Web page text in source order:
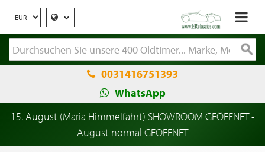
0031416751393
WhatsApp
15. August (Maria Himmelfahrt) SHOWROOM GEÖFFNET -
August normal GEÖFFNET